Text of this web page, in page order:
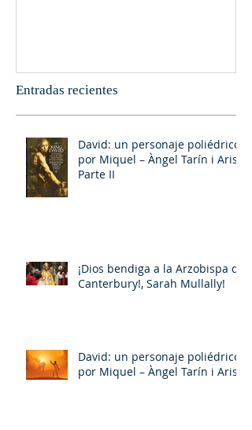
Entradas recientes
David: un personaje poliédrico,
por Miquel – Àngel Tarín i Arisó
Parte II
¡Dios bendiga a la Arzobispa de
Canterbury!, Sarah Mullally!
David: un personaje poliédrico,
por Miquel – Àngel Tarín i Arisó